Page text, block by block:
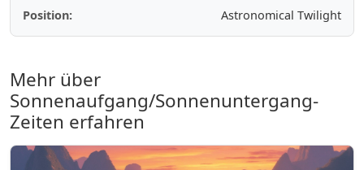
Position:
Astronomical Twilight
Mehr über
Sonnenaufgang/Sonnenuntergang-
Zeiten erfahren